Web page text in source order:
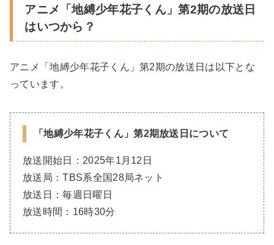
アニメ「地縛少年花子くん」第2期の放送日
はいつから？
アニメ「地縛少年花子くん」第2期の放送日は以下とな
っています。
「地縛少年花子くん」第2期放送日について
放送開始日：2025年1月12日
放送局：TBS系全国28局ネット
放送日：毎週日曜日
放送時間：16時30分